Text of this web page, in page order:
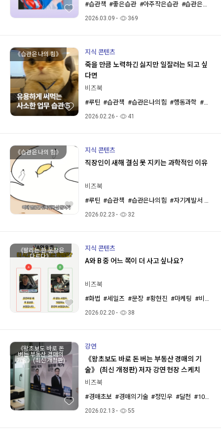
#습관책 #좋은습관 #아주작은습관 #습관은나의힘
2026.03.09 369
《습관은 나의 힘》 지식 콘텐츠
죽을 만큼 노력하긴 싫지만 일잘러는 되고 싶
다면
비즈북
#루틴 #습관책 #습관은나의힘 #행동과학 #자기계발서
2026.02.26 41
《습관은 나의 힘》 지식 콘텐츠
직장인이 새해 결심 못 지키는 과학적인 이유
비즈북
#루틴 #습관책 #습관은나의힘 #자기계발서 #습관
2026.02.23 32
《팔리는 한 문장은
다르다》
지식 콘텐츠
A와 B 중 어느 쪽이 더 사고 싶나요?
비즈북
#화법 #세일즈 #문장 #황현진 #마케팅 #비즈니스북스
2026.02.20 38
《왕초보도 바로 돈
버는 부동산 경매의
기술》(최신 개정판)
강연
《왕초보도 바로 돈 버는 부동산 경매의 기
술》 (최신 개정판) 저자 강연 현장 스케치
비즈북
#경매초보 #경매의기술 #정민우 #달천 #1015규제
2026.02.13 55